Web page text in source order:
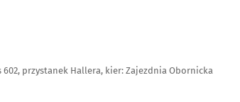
602, przystanek Hallera, kier: Zajezdnia Obornicka